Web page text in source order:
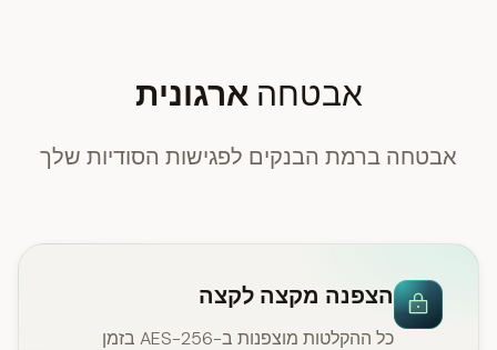
אבטחהארגונית
אבטחה ברמת הבנקים לפגישות הסודיות שלך
הצפנה מקצה לקצה
כל ההקלטות מוצפנות ב-AES-256 בזמן